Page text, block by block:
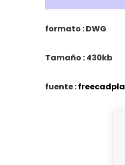
formato : DWG
Tamaño : 430kb
fuente :